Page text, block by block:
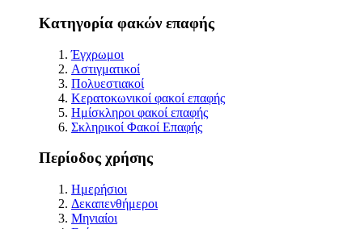
Κατηγορία φακών επαφής
Έγχρωμοι
Αστιγματικοί
Πολυεστιακοί
Κερατοκωνικοί φακοί επαφής
Ημίσκληροι φακοί επαφής
Σκληρικοί Φακοί Επαφής
Περίοδος χρήσης
Ημερήσιοι
Δεκαπενθήμεροι
Μηνιαίοι